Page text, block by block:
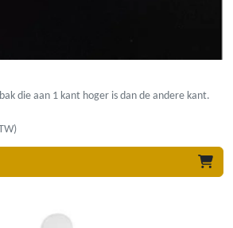
die aan 1 kant hoger is dan de andere kant.